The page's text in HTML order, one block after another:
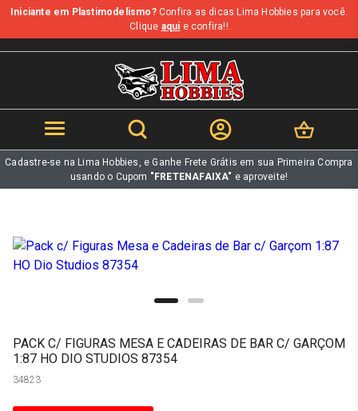
b
Iniciante em Plastimodelismo?Confira as dicas Lima Hobbies para você.
Clique aqui e confira!!
Cadastre-se na Lima Hobbies, e Ganhe Frete Grátis em sua Primeira Compra
usando o Cupom "FRETENAFAIXA" e aproveite!
PACK C/ FIGURAS MESA E CADEIRAS DE BAR C/ GARÇOM
1:87 HO DIO STUDIOS 87354
34823